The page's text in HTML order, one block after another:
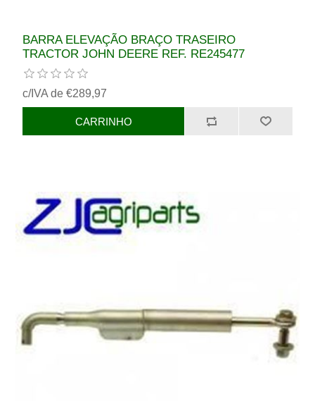
BARRA ELEVAÇÃO BRAÇO TRASEIRO
TRACTOR JOHN DEERE REF. RE245477
c/IVA de €289,97